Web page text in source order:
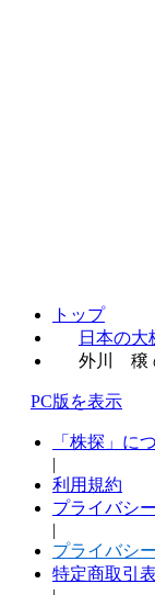
トップ
日本の大
外川 穣
PC版を表示
「株探」に
|
利用規約
プライバシ
|
プライバシ
特定商取引